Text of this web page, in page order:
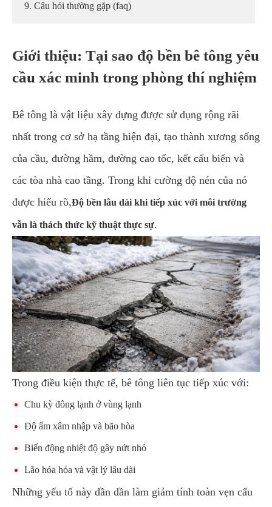
9. Câu hỏi thường gặp (faq)
Giới thiệu: Tại sao độ bền bê tông yêu
cầu xác minh trong phòng thí nghiệm
Bê tông là vật liệu xây dựng được sử dụng rộng rãi
nhất trong cơ sở hạ tầng hiện đại, tạo thành xương sống
của cầu, đường hầm, đường cao tốc, kết cấu biển và
các tòa nhà cao tầng. Trong khi cường độ nén của nó
được hiểu rõ,Độ bền lâu dài khi tiếp xúc với môi trường
vẫn là thách thức kỹ thuật thực sự.
Trong điều kiện thực tế, bê tông liên tục tiếp xúc với:
Chu kỳ đông lạnh ở vùng lạnh
Độ ẩm xâm nhập và bão hòa
Biến động nhiệt độ gây nứt nhỏ
Lão hóa hóa và vật lý lâu dài
Những yếu tố này dần dần làm giảm tính toàn vẹn cấu